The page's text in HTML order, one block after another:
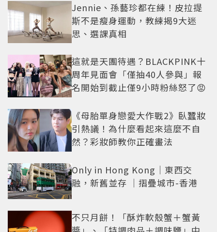
Jennie、孫藝珍都在練！皮拉提
斯不是瘦身運動，教練揭9大迷
思、選課真相
這就是天團待遇？BLACKPINK十
周年見面會「僅抽40人參與」報
名開始到截止僅9小時粉絲怒了😡
《母胎單身戀愛大作戰2》臥蠶妝
引熱議！為什麼看起來這麼不自
然？彩妝師教你正確畫法
Only in Hong Kong｜東西交
融，新舊並存 ｜摺疊城市-香港
不只月餅！「酥炸軟殼蟹＋蟹黃